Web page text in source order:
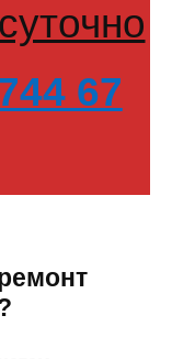
67